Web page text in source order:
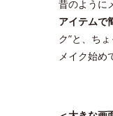
昔のように
アイテムで
ク”と、ち
メイク始め